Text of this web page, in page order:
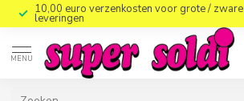
10,00 euro verzenkosten voor grote / zware
leveringen
MENU